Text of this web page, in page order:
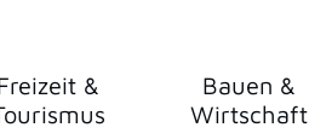
&
Bauen &
Wirtschaft